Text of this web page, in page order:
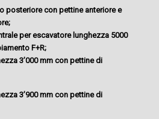
posteriore con pettine anteriore e
per escavatore lunghezza 5000
F+R;
3’000 mm con pettine di
3’900 mm con pettine di